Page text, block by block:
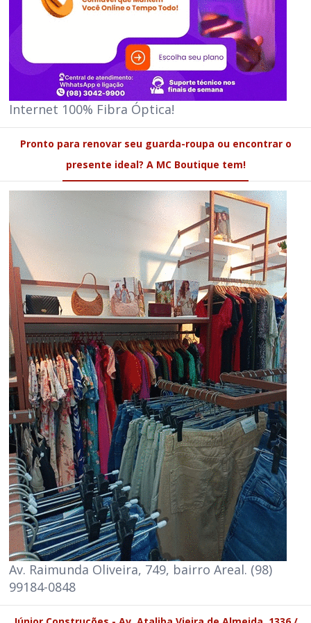
Internet 100% Fibra Óptica!
Pronto para renovar seu guarda-roupa ou encontrar o
presente ideal? A MC Boutique tem!
Av. Raimunda Oliveira, 749, bairro Areal. (98)
99184-0848